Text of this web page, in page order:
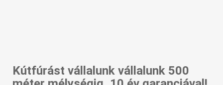
Kútfúrást vállalunk vállalunk 500